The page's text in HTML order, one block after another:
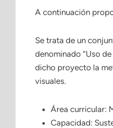
A continuación
Se trata de un
denominado “Uso
dicho proyecto la
visuales.
Área curricular:
Capacidad: